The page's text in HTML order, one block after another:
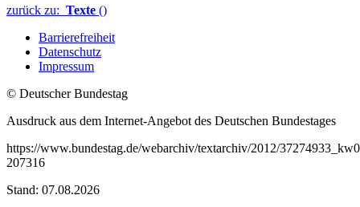
zurück zu: Texte ()
Barrierefreiheit
Datenschutz
Impressum
© Deutscher Bundestag
Ausdruck aus dem Internet-Angebot des Deutschen Bundestages
https://www.bundestag.de/webarchiv/textarchiv/2012/
207316
Stand: 07.08.2026